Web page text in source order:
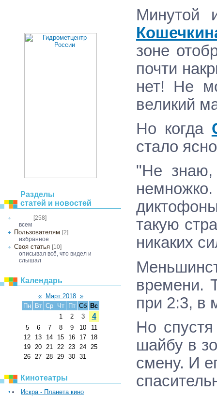
Разделы
статей и новостей
[258]
всем
Пользователям [2]
избранное
Своя статья [10]
описывал всё, что видел и
слышал
Календарь
« Март 2018 »
Пн
Вт Ср Чт Пт Сб Вс
1
2 3 4
5 6 7 8 9 10
11
12
13 14 15 16 17
18
19 20 21 22 23 24 25
26 27 28 29 30 31
Кинотеатры
Искра - Планета кино
Минутой
зоне
почти
нет! Не
великий
Но когда
стало
"Не знаю,
такую
никаких
времени.
при 2:3, в
Но
шайбу в
смену. И